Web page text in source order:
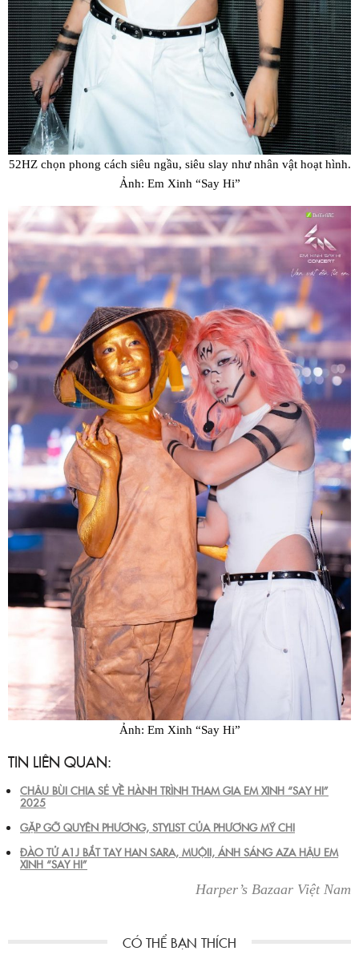
52HZ chọn phong cách siêu ngầu, siêu slay như nhân vật hoạt hình.
Ảnh: Em Xinh “Say Hi”
Ảnh: Em Xinh “Say Hi”
TIN LIÊN QUAN:
CHÂU BÙI CHIA SẺ VỀ HÀNH TRÌNH THAM GIA EM XINH “SAY HI”
2025
GẶP GỠ QUYÊN PHƯƠNG, STYLIST CỦA PHƯƠNG MỸ CHI
ĐÀO TỬ A1J BẮT TAY HAN SARA, MUỘII, ÁNH SÁNG AZA HẬU EM
XINH “SAY HI”
Harper’s Bazaar Việt Nam